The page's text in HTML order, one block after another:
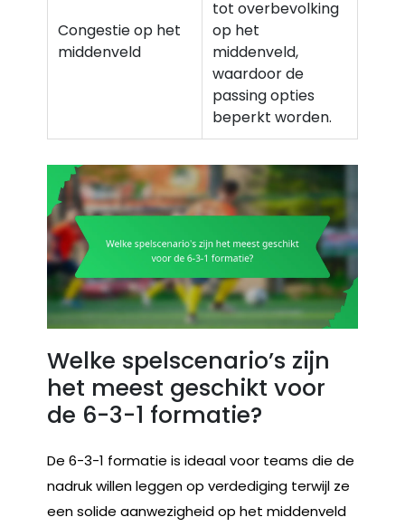
Congestie op het
middenveld
tot overbevolking
op het
middenveld,
waardoor de
passing opties
beperkt worden.
Welke spelscenario’s zijn
het meest geschikt voor
de 6-3-1 formatie?
De 6-3-1 formatie is ideaal voor teams die de
nadruk willen leggen op verdediging terwijl ze
een solide aanwezigheid op het middenveld